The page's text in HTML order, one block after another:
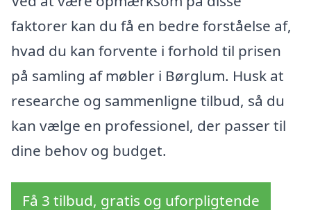
faktorer kan du få en bedre forståelse af,
hvad du kan forvente i forhold til prisen
på samling af møbler i Børglum. Husk at
researche og sammenligne tilbud, så du
kan vælge en professionel, der passer til
dine behov og budget.
Få 3 tilbud, gratis og uforpligtende